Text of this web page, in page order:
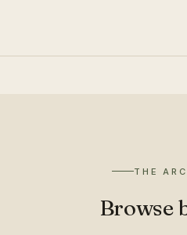
THE
Browse